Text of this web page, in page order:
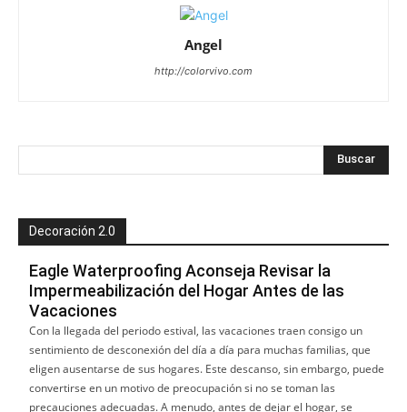
Angel
http://colorvivo.com
Decoración 2.0
Eagle Waterproofing Aconseja Revisar la
Impermeabilización del Hogar Antes de las
Vacaciones
Con la llegada del periodo estival, las vacaciones traen consigo un
sentimiento de desconexión del día a día para muchas familias, que
eligen ausentarse de sus hogares. Este descanso, sin embargo, puede
convertirse en un motivo de preocupación si no se toman las
precauciones adecuadas. A menudo, antes de dejar el hogar, se